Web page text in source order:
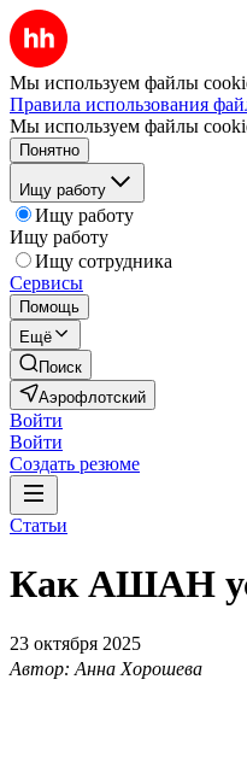
Мы используем файлы
Правила использования
Мы используем файлы
Понятно
Ищу работу
Ищу работу
Ищу работу
Ищу сотрудника
Сервисы
Помощь
Ещё
Поиск
Аэрофлотский
Войти
Войти
Создать резюме
Статьи
Как АШАН
23 октября 2025
Автор: Анна Хорошева